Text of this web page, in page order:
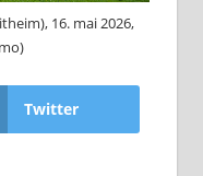
16. mai 2026,
Twitter